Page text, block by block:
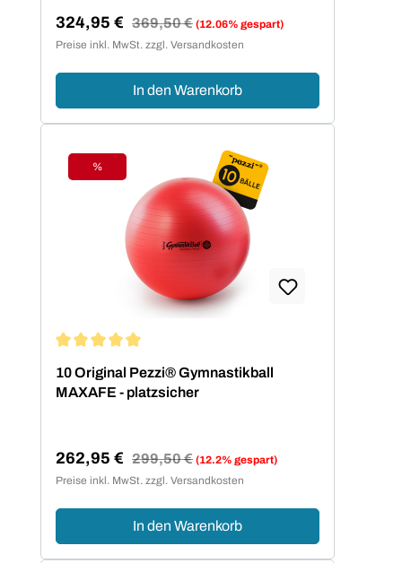
Verkaufspreis:
324,95 € Regulärer Preis:
369,50 € (12.06% gespart)
Preise inkl. MwSt. zzgl. Versandkosten
In den Warenkorb
Rabatt
%
10 Original Pezzi® Gymnastikball
MAXAFE - platzsicher
Verkaufspreis:
262,95 € Regulärer Preis:
299,50 € (12.2% gespart)
Preise inkl. MwSt. zzgl. Versandkosten
In den Warenkorb